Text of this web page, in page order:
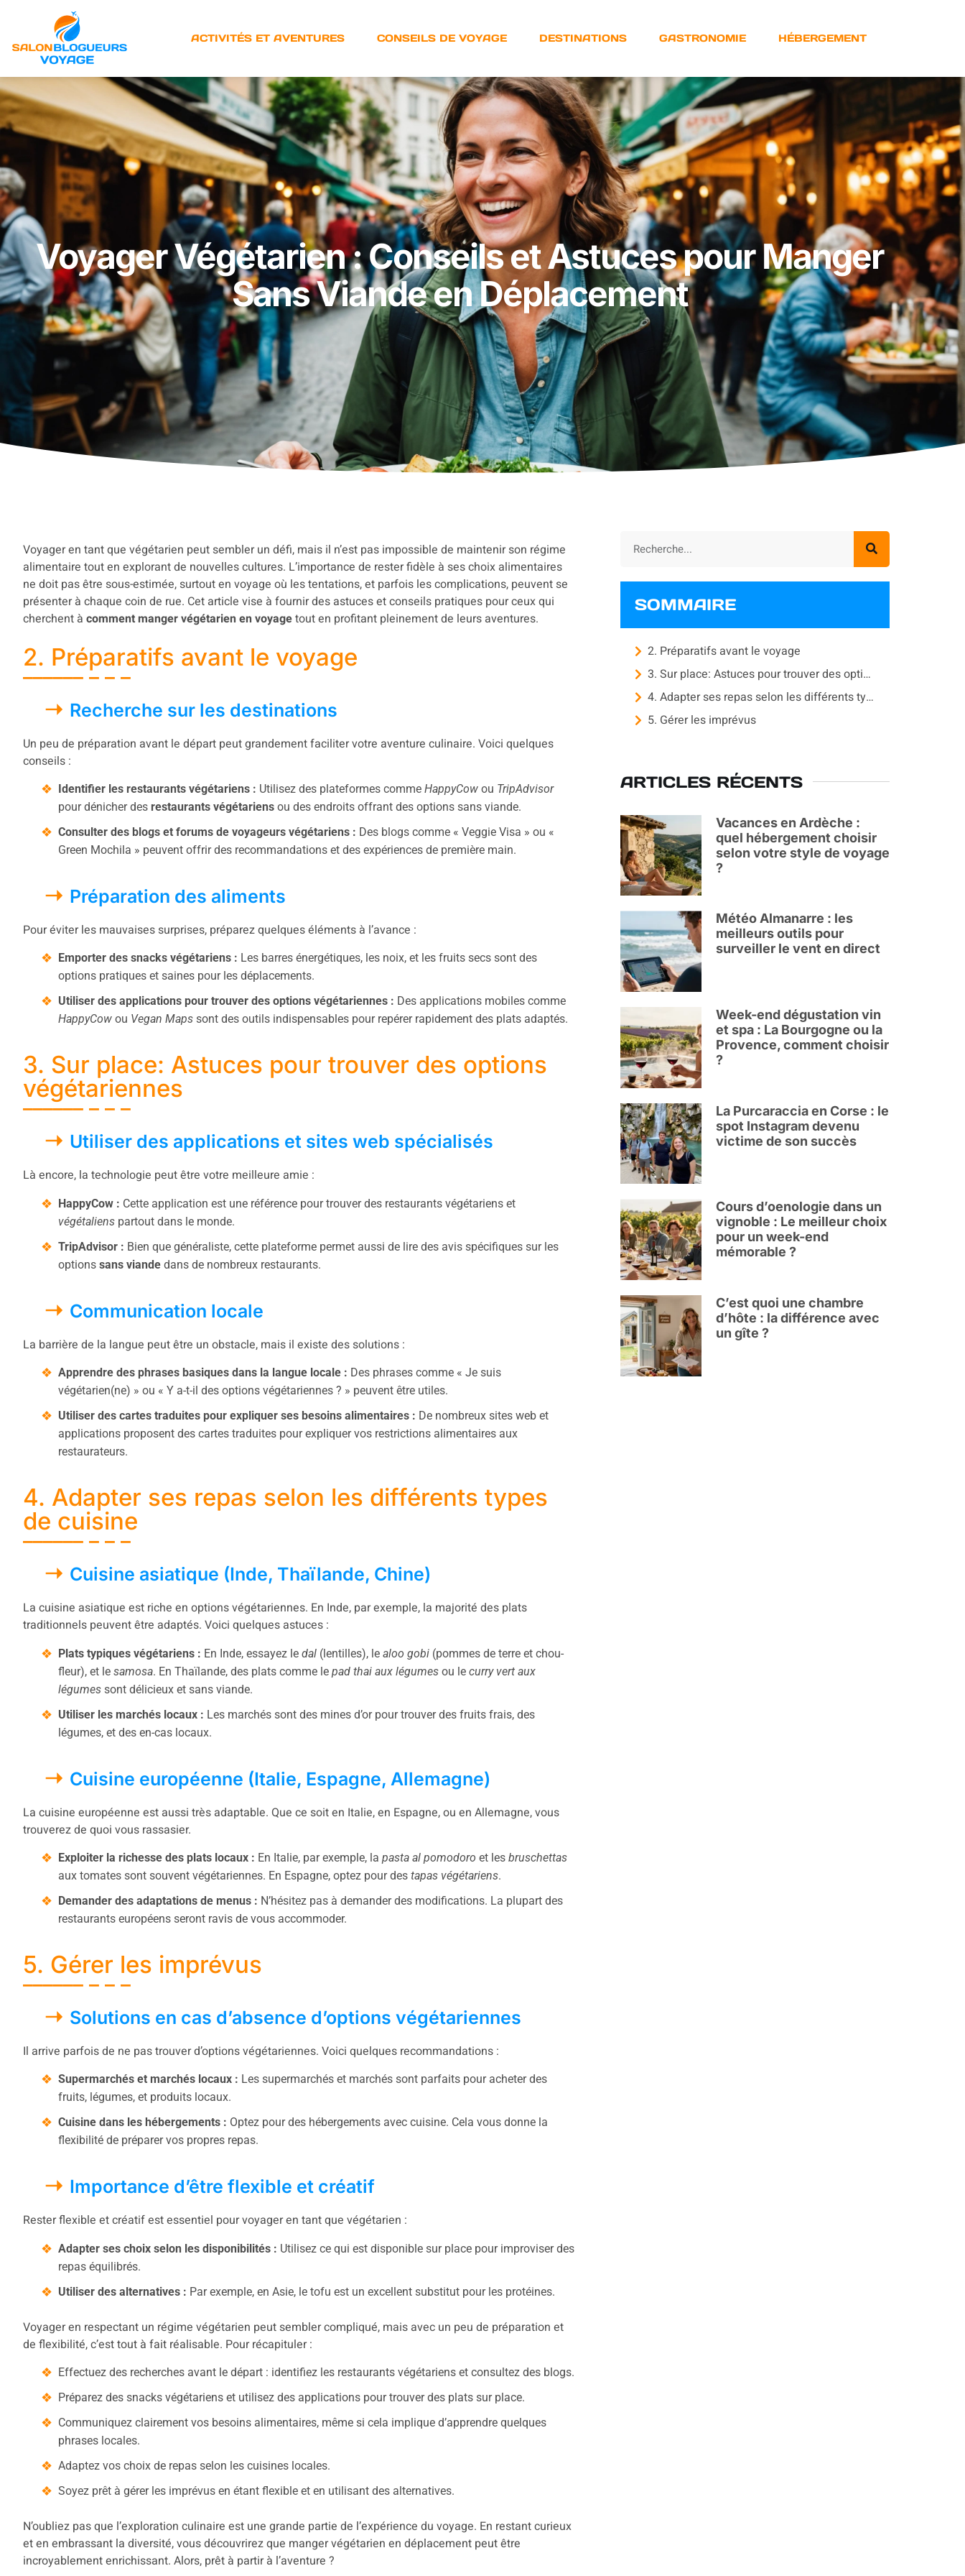
ACTIVITÉS ET AVENTURES CONSEILS DE VOYAGE DESTINATIONS GASTRONOMIE HÉBERGEMENT
Voyager Végétarien : Conseils et Astuces pour Manger
Sans Viande en Déplacement
Voyager en tant que végétarien peut sembler un défi, mais il n’est pas impossible de maintenir son régime
alimentaire tout en explorant de nouvelles cultures. L’importance de rester fidèle à ses choix alimentaires
ne doit pas être sous-estimée, surtout en voyage où les tentations, et parfois les complications, peuvent se
présenter à chaque coin de rue. Cet article vise à fournir des astuces et conseils pratiques pour ceux qui
cherchent à comment manger végétarien en voyagetout en profitant pleinement de leurs aventures.
2. Préparatifs avant le voyage
Recherche sur les destinations
Un peu de préparation avant le départ peut grandement faciliter votre aventure culinaire. Voici quelques
conseils :
Identifier les restaurants végétariens : Utilisez des plateformes comme HappyCow ou TripAdvisor
pour dénicher des restaurants végétariens ou des endroits offrant des options sans viande.
Consulter des blogs et forums de voyageurs végétariens : Des blogs comme « Veggie Visa » ou «
Green Mochila » peuvent offrir des recommandations et des expériences de première main.
Préparation des aliments
Pour éviter les mauvaises surprises, préparez quelques éléments à l’avance :
Emporter des snacks végétariens : Les barres énergétiques, les noix, et les fruits secs sont des
options pratiques et saines pour les déplacements.
Utiliser des applications pour trouver des options végétariennes : Des applications mobiles comme
HappyCow ou Vegan Maps sont des outils indispensables pour repérer rapidement des plats adaptés.
3. Sur place: Astuces pour trouver des options
végétariennes
Utiliser des applications et sites web spécialisés
Là encore, la technologie peut être votre meilleure amie :
HappyCow : Cette application est une référence pour trouver des restaurants végétariens et
végétaliens partout dans le monde.
TripAdvisor : Bien que généraliste, cette plateforme permet aussi de lire des avis spécifiques sur les
options sans viande dans de nombreux restaurants.
Communication locale
La barrière de la langue peut être un obstacle, mais il existe des solutions :
Apprendre des phrases basiques dans la langue locale : Des phrases comme « Je suis
végétarien(ne) » ou « Y a-t-il des options végétariennes ? » peuvent être utiles.
Utiliser des cartes traduites pour expliquer ses besoins alimentaires : De nombreux sites web et
applications proposent des cartes traduites pour expliquer vos restrictions alimentaires aux
restaurateurs.
4. Adapter ses repas selon les différents types
de cuisine
Cuisine asiatique (Inde, Thaïlande, Chine)
La cuisine asiatique est riche en options végétariennes. En Inde, par exemple, la majorité des plats
traditionnels peuvent être adaptés. Voici quelques astuces :
Plats typiques végétariens : En Inde, essayez le dal (lentilles), le aloo gobi (pommes de terre et chou-
fleur), et le samosa. En Thaïlande, des plats comme le pad thai aux légumes ou le curry vert aux
légumes sont délicieux et sans viande.
Utiliser les marchés locaux : Les marchés sont des mines d’or pour trouver des fruits frais, des
légumes, et des en-cas locaux.
Cuisine européenne (Italie, Espagne, Allemagne)
La cuisine européenne est aussi très adaptable. Que ce soit en Italie, en Espagne, ou en Allemagne, vous
trouverez de quoi vous rassasier.
Exploiter la richesse des plats locaux : En Italie, par exemple, la pasta al pomodoro et les bruschettas
aux tomates sont souvent végétariennes. En Espagne, optez pour des tapas végétariens.
Demander des adaptations de menus : N’hésitez pas à demander des modifications. La plupart des
restaurants européens seront ravis de vous accommoder.
5. Gérer les imprévus
Solutions en cas d’absence d’options végétariennes
Il arrive parfois de ne pas trouver d’options végétariennes. Voici quelques recommandations :
Supermarchés et marchés locaux : Les supermarchés et marchés sont parfaits pour acheter des
fruits, légumes, et produits locaux.
Cuisine dans les hébergements : Optez pour des hébergements avec cuisine. Cela vous donne la
flexibilité de préparer vos propres repas.
Importance d’être flexible et créatif
Rester flexible et créatif est essentiel pour voyager en tant que végétarien :
Adapter ses choix selon les disponibilités : Utilisez ce qui est disponible sur place pour improviser des
repas équilibrés.
Utiliser des alternatives : Par exemple, en Asie, le tofu est un excellent substitut pour les protéines.
Voyager en respectant un régime végétarien peut sembler compliqué, mais avec un peu de préparation et
de flexibilité, c’est tout à fait réalisable. Pour récapituler :
Effectuez des recherches avant le départ : identifiez les restaurants végétariens et consultez des blogs.
Préparez des snacks végétariens et utilisez des applications pour trouver des plats sur place.
Communiquez clairement vos besoins alimentaires, même si cela implique d’apprendre quelques
phrases locales.
Adaptez vos choix de repas selon les cuisines locales.
Soyez prêt à gérer les imprévus en étant flexible et en utilisant des alternatives.
N’oubliez pas que l’exploration culinaire est une grande partie de l’expérience du voyage. En restant curieux
et en embrassant la diversité, vous découvrirez que manger végétarien en déplacement peut être
incroyablement enrichissant. Alors, prêt à partir à l’aventure ?
SOMMAIRE
2. Préparatifs avant le voyage
3. Sur place: Astuces pour trouver des options végétariennes
4. Adapter ses repas selon les différents types de cuisine
5. Gérer les imprévus
ARTICLES RÉCENTS
Vacances en Ardèche :
quel hébergement choisir
selon votre style de voyage
?
Météo Almanarre : les
meilleurs outils pour
surveiller le vent en direct
Week-end dégustation vin
et spa : La Bourgogne ou la
Provence, comment choisir
?
La Purcaraccia en Corse : le
spot Instagram devenu
victime de son succès
Cours d’oenologie dans un
vignoble : Le meilleur choix
pour un week-end
mémorable ?
C’est quoi une chambre
d’hôte : la différence avec
un gîte ?